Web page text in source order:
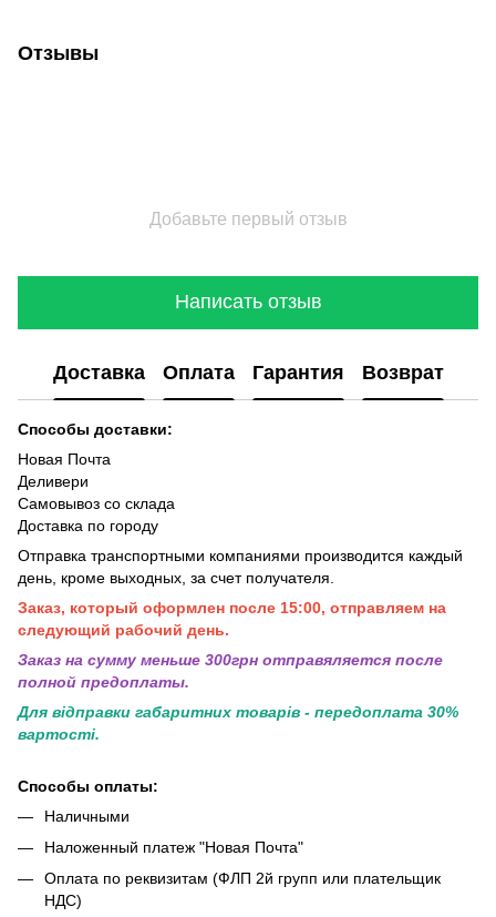
Отзывы
Добавьте первый отзыв
Написать отзыв
Доставка Оплата Гарантия Возврат
Способы доставки:
Новая Почта
Деливери
Самовывоз со склада
Доставка по городу
Отправка транспортными компаниями производится каждый
день, кроме выходных, за счет получателя.
Заказ, который оформлен после 15:00, отправляем на
следующий рабочий день.
Заказ на сумму меньше 300грн отправяляется после
полной предоплаты.
Для відправки габаритних товарів - передоплата 30%
вартості.
Способы оплаты:
Наличными
Наложенный платеж "Новая Почта"
Оплата по реквизитам (ФЛП 2й групп или плательщик
НДС)